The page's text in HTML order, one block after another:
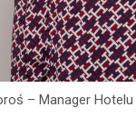
– Manager